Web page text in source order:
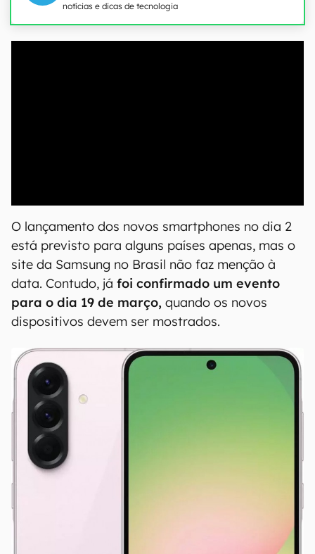
notícias e dicas de tecnologia
O lançamento dos novos smartphones no dia 2
está previsto para alguns países apenas, mas o
site da Samsung no Brasil não faz menção à
data. Contudo, já foi confirmado um evento
para o dia 19 de março, quando os novos
dispositivos devem ser mostrados.